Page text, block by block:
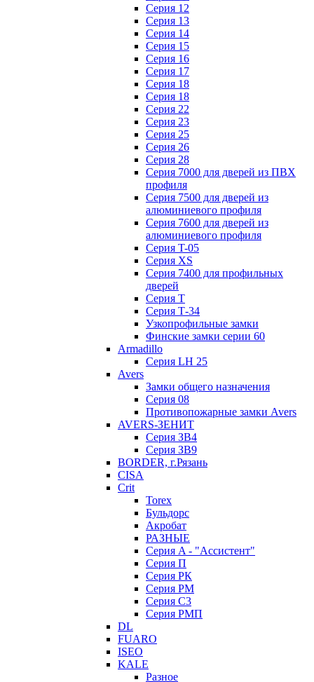
Серия 12
Серия 13
Серия 14
Серия 15
Серия 16
Серия 17
Серия 18
Серия 18
Серия 22
Серия 23
Серия 25
Серия 26
Серия 28
Серия 7000 для дверей из ПВХ
профиля
Серия 7500 для дверей из
алюминиевого профиля
Серия 7600 для дверей из
алюминиевого профиля
Серия T-05
Серия XS
Серия 7400 для профильных
дверей
Серия Т
Серия Т-34
Узкопрофильные замки
Финские замки серии 60
Armadillo
Серия LH 25
Avers
Замки общего назначения
Серия 08
Противопожарные замки Avers
AVERS-ЗЕНИТ
Серия ЗВ4
Серия ЗВ9
BORDER, г.Рязань
CISA
Crit
Torex
Бульдорс
Акробат
РАЗНЫЕ
Серия A - "Ассистент"
Серия П
Серия РК
Серия РМ
Серия С3
Серия РМП
DL
FUARO
ISEO
KALE
Разное